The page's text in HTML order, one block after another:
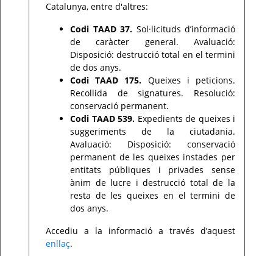
Catalunya, entre d'altres:
Codi TAAD 37. Sol·licituds d’informació
de caràcter general. Avaluació:
Disposició: destrucció total en el termini
de dos anys.
Codi TAAD 175. Queixes i peticions.
Recollida de signatures. Resolució:
conservació permanent.
Codi TAAD 539. Expedients de queixes i
suggeriments de la ciutadania.
Avaluació: Disposició: conservació
permanent de les queixes instades per
entitats públiques i privades sense
ànim de lucre i destrucció total de la
resta de les queixes en el termini de
dos anys.
Accediu a la informació a través d’aquest
enllaç.